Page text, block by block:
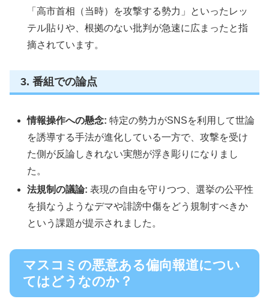
「高市首相（当時）を攻撃する勢力」といったレッ
テル貼りや、根拠のない批判が急速に広まったと指
摘されています。
3. 番組での論点
情報操作への懸念: 特定の勢力がSNSを利用して世論
を誘導する手法が進化している一方で、攻撃を受け
た側が反論しきれない実態が浮き彫りになりまし
た。
法規制の議論: 表現の自由を守りつつ、選挙の公平性
を損なうようなデマや誹謗中傷をどう規制すべきか
という課題が提示されました。
マスコミの悪意ある偏向報道につい
てはどうなのか？